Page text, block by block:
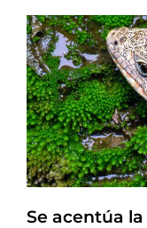
Se acentúa